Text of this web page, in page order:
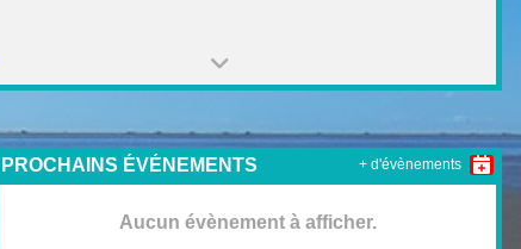
PROCHAINS ÉVÉNEMENTS
Aucun évènement à afficher.
+ d'évènements